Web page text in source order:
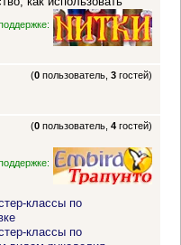
(0 пользователь,3 гостей)
(0 пользователь,4 гостей)
классы по
классы по